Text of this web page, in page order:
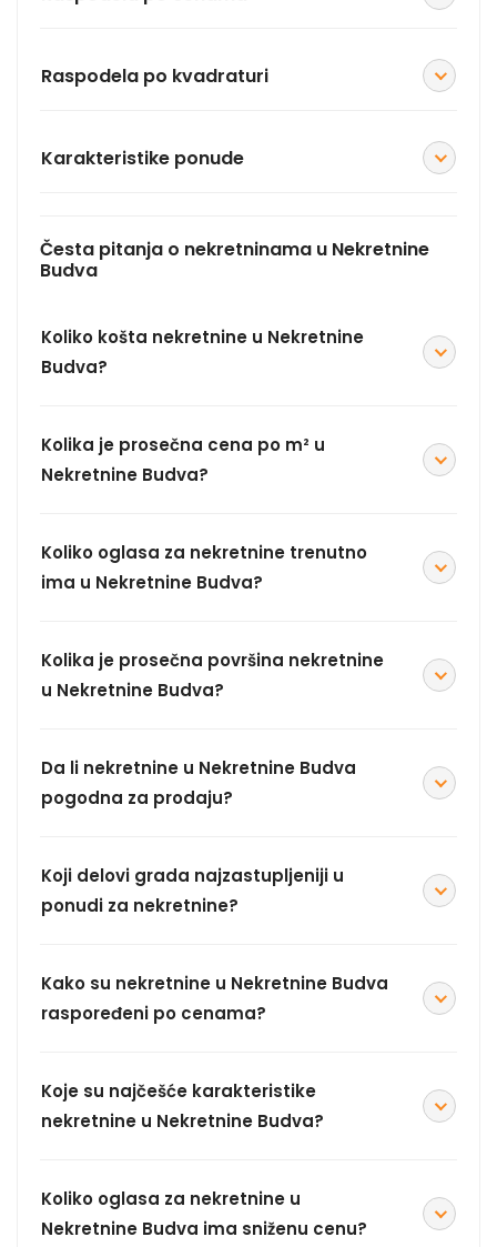
Raspodela po kvadraturi
Karakteristike ponude
Česta pitanja o nekretninama u Nekretnine
Budva
Koliko košta nekretnine u Nekretnine
Budva?
Kolika je prosečna cena po m² u
Nekretnine Budva?
Koliko oglasa za nekretnine trenutno
ima u Nekretnine Budva?
Kolika je prosečna površina nekretnine
u Nekretnine Budva?
Da li nekretnine u Nekretnine Budva
pogodna za prodaju?
Koji delovi grada najzastupljeniji u
ponudi za nekretnine?
Kako su nekretnine u Nekretnine Budva
raspoređeni po cenama?
Koje su najčešće karakteristike
nekretnine u Nekretnine Budva?
Koliko oglasa za nekretnine u
Nekretnine Budva ima sniženu cenu?